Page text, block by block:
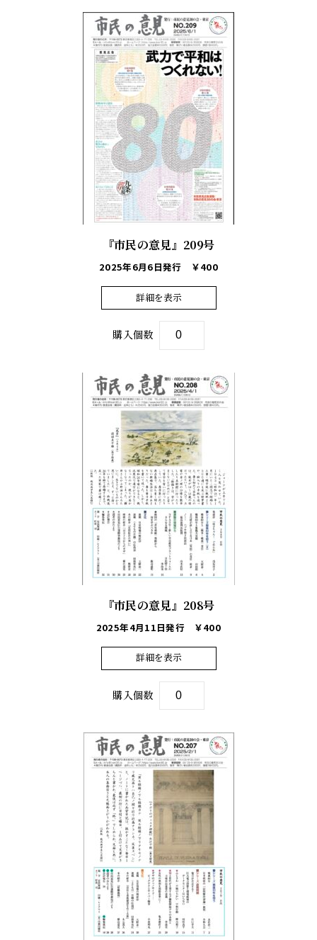
『市民の意見』209号
2025年6月6日発行 ￥400
詳細を表示
購入個数
『市民の意見』208号
2025年4月11日発行 ￥400
詳細を表示
購入個数